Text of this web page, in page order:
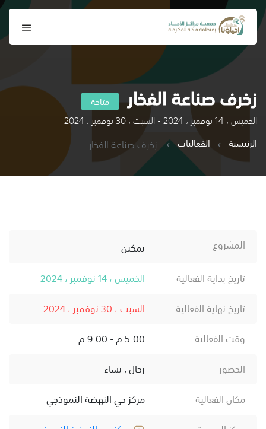
زخرف صناعة الفخار متاحة
الخميس ، 14 نوفمبر ، 2024 - السبت ، 30 نوفمبر ، 2024
الرئيسية
الفعاليات زخرف صناعة الفخار
المشروع
تمكين
تاريخ بداية الفعالية
الخميس ، 14 نوفمبر ، 2024
تاريخ نهاية الفعالية
السبت ، 30 نوفمبر ، 2024
وقت الفعالية
5:00 م - 9:00 م
الحضور
رجال , نساء
مكان الفعالية
مركز حي النهضة النموذجي